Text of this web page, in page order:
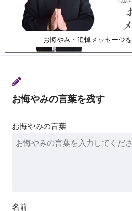
お悔やみ・追悼メッセージを
お悔やみの言葉を残す
お悔やみの言葉
名前